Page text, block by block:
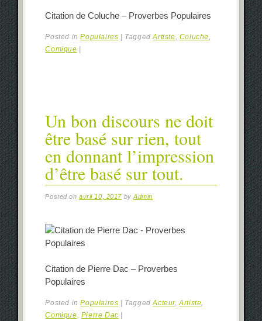
Citation de Coluche – Proverbes Populaires
Posted inPopulaires TaggedArtiste, Coluche,
Comique
Un bon discours ne doit
être basé sur rien, tout
en donnant l’impression
d’être basé sur tout.
Posted onavril 10, 2017 byAdmin
Citation de Pierre Dac – Proverbes
Populaires
Posted inPopulaires TaggedActeur,Artiste,
Comique, Pierre Dac